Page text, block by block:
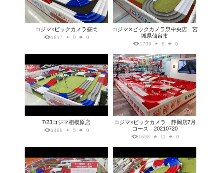
コジマ×ビックカメラ盛岡
1817 9 0
コジマ✕ビックカメラ泉中央店 宮
城県仙台市
1739 8 0
7/23コジマ相模原店
1488 5 0
コジマ×ビックカメラ 静岡店7月
コース 20210720
1658 11 0